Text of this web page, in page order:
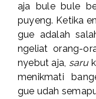
aja bule bule
puyeng. Ketika
gue adalah
ngeliat orang-
nyebut aja, saru
menikmati
gue udah